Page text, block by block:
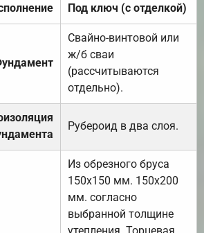
Под ключ (с отделкой)
Свайно-винтовой или
ж/б сваи
(рассчитываются
отдельно).
Рубероид в два слоя.
Из обрезного бруса
150х150 мм. 150х200
мм. согласно
выбранной толщине
утепления. Торцевая